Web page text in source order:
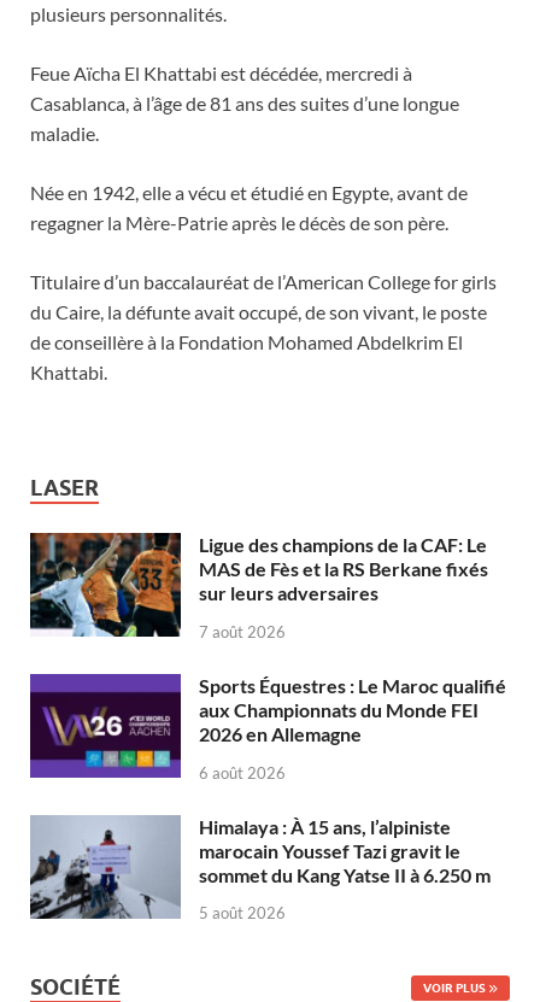
plusieurs personnalités.
Feue Aïcha El Khattabi est décédée, mercredi à
Casablanca, à l’âge de 81 ans des suites d’une longue
maladie.
Née en 1942, elle a vécu et étudié en Egypte, avant de
regagner la Mère-Patrie après le décès de son père.
Titulaire d’un baccalauréat de l’American College for girls
du Caire, la défunte avait occupé, de son vivant, le poste
de conseillère à la Fondation Mohamed Abdelkrim El
Khattabi.
LASER
Ligue des champions de la CAF: Le
MAS de Fès et la RS Berkane fixés
sur leurs adversaires
7 août 2026
Sports Équestres : Le Maroc qualifié
aux Championnats du Monde FEI
2026 en Allemagne
6 août 2026
Himalaya : À 15 ans, l’alpiniste
marocain Youssef Tazi gravit le
sommet du Kang Yatse II à 6.250 m
5 août 2026
SOCIÉTÉ VOIR PLUS